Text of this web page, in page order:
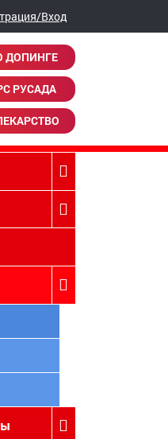
Вход
ДОПИНГЕ
РУСАДА